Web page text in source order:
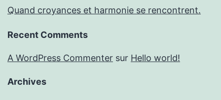
Quand croyances et harmonie se rencontrent.
Recent Comments
A WordPress Commenter sur Hello world!
Archives